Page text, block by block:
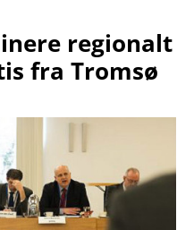
regionalt
fra Tromsø